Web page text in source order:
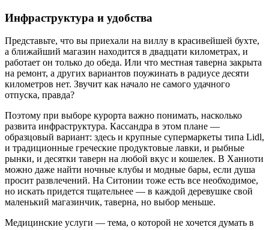
Инфраструктура и удобства
Представьте, что вы приехали на виллу в красивейшей бухте,
а ближайший магазин находится в двадцати километрах, и
работает он только до обеда. Или что местная таверна закрыта
на ремонт, а других вариантов поужинать в радиусе десяти
километров нет. Звучит как начало не самого удачного
отпуска, правда?
Поэтому при выборе курорта важно понимать, насколько
развита инфраструктура. Кассандра в этом плане —
образцовый вариант: здесь и крупные супермаркеты типа Lidl,
и традиционные греческие продуктовые лавки, и рыбные
рынки, и десятки таверн на любой вкус и кошелек. В Ханиоти
можно даже найти ночные клубы и модные бары, если душа
просит развлечений. На Ситонии тоже есть все необходимое,
но искать придется тщательнее — в каждой деревушке свой
маленький магазинчик, таверна, но выбор меньше.
Медицинские услуги — тема, о которой не хочется думать в